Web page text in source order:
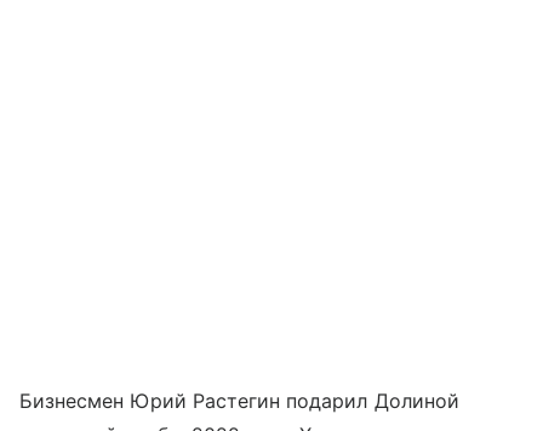
Бизнесмен Юрий Растегин подарил Долиной